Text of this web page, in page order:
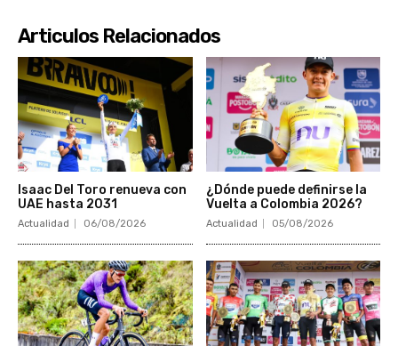
Articulos Relacionados
Isaac Del Toro renueva con
UAE hasta 2031
Actualidad 06/08/2026
¿Dónde puede definirse la
Vuelta a Colombia 2026?
Actualidad 05/08/2026